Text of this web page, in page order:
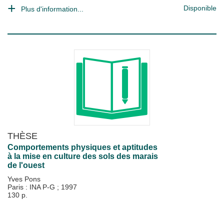
Plus d'information... Disponible
THÈSE
Comportements physiques et aptitudes
à la mise en culture des sols des marais
de l'ouest
Yves Pons
Paris : INA P-G ; 1997
130 p.